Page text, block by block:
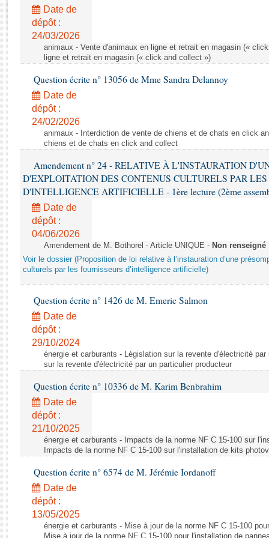
Rapports législatifs
Rapports sur l'application des lois
Baromètre de l’application des lois
Dossiers législatifs
Budget et sécurité sociale
Questions écrites et orales
Comptes rendus des débats
Date de
dépôt :
24/03/2026
animaux - Vente d'animaux en ligne et retrait en magasin («
ligne et retrait en magasin (« click and collect »)
Question écrite n° 13056 de Mme Sandra Delannoy
Date de
dépôt :
24/02/2026
animaux - Interdiction de vente de chiens et de chats en click
chiens et de chats en click and collect
Amendement n° 24 - RELATIVE À L'INSTAURATION
D'EXPLOITATION DES CONTENUS CULTURELS PAR LES
D'INTELLIGENCE ARTIFICIELLE - 1ère lecture (2ème
Date de
dépôt :
04/06/2026
Amendement de M. Bothorel - Article UNIQUE - Non renseigné
Voir le dossier (Proposition de loi relative à l’instauration d’une
culturels par les fournisseurs d’intelligence artificielle)
Question écrite n° 1426 de M. Emeric Salmon
Date de
dépôt :
29/10/2024
énergie et carburants - Législation sur la revente d'électricité
sur la revente d'électricité par un particulier producteur
Question écrite n° 10336 de M. Karim Benbrahim
Date de
dépôt :
21/10/2025
énergie et carburants - Impacts de la norme NF C 15-100 sur
Impacts de la norme NF C 15-100 sur l'installation de kits
Question écrite n° 6574 de M. Jérémie Iordanoff
Date de
dépôt :
13/05/2025
énergie et carburants - Mise à jour de la norme NF C 15-100
Mise à jour de la norme NF C 15-100 pour l'installation de